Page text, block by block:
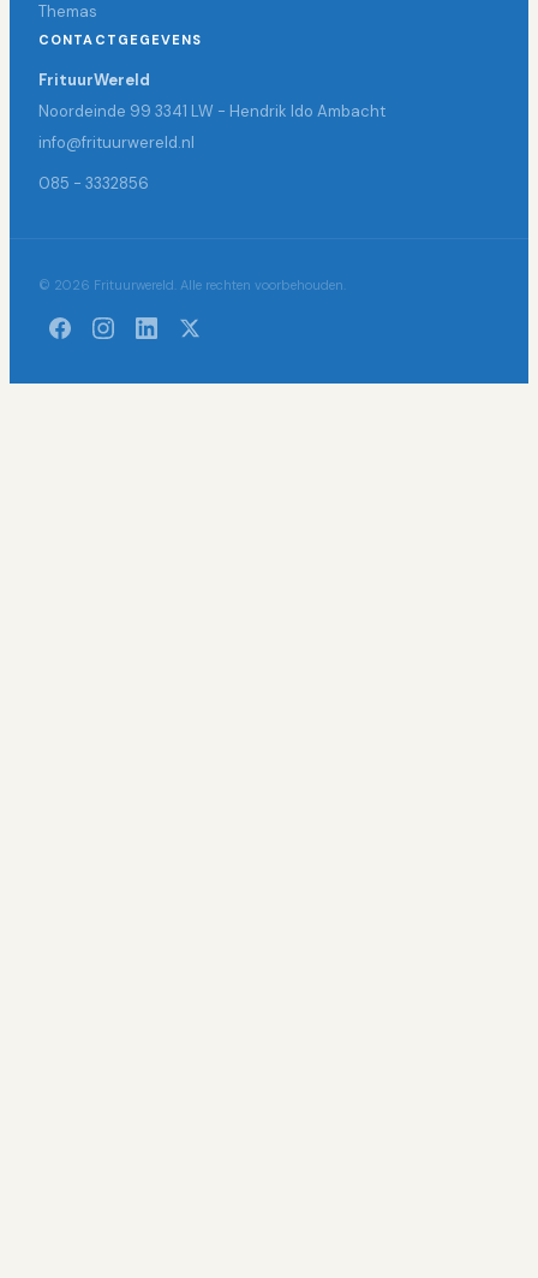
Themas
CONTACTGEGEVENS
FrituurWereld
Noordeinde 99 3341 LW - Hendrik Ido Ambacht
info@frituurwereld.nl
085 - 3332856
© 2026 Frituurwereld. Alle rechten voorbehouden.